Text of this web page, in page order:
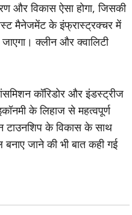
और विकास ऐसा होगा, जिसकी
मैनेजमेंट के इंफ्रास्ट्रक्चर में
जाएगा। क्लीन और क्वालिटी
कॉरिडोर और इंडस्ट्रीज
के लिहाज से महत्वपूर्ण
टाउनशिप के विकास के साथ
जाने की भी बात कही गई